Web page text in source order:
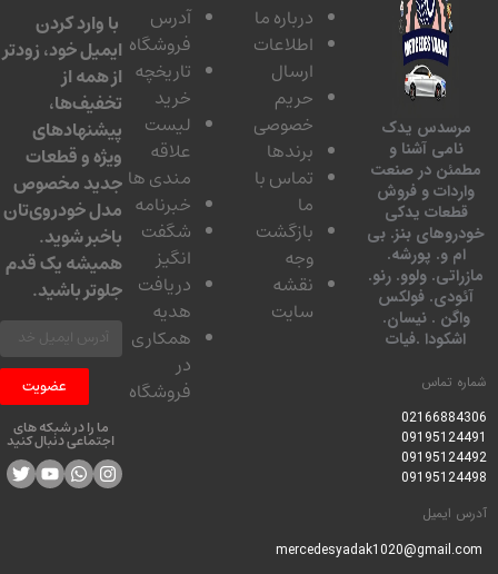
یدک
آشنا و
در صنعت
و فروش
یدکی
بنز. بی
و. پورشه.
ولوو. رنو.
فولکس
. نیسان.
.فیات
تماس
درباره ما
اطلاعات
ارسال
حریم
خصوصی
برندها
تماس با
بازگشت
نقشه
سایت
آدرس
فروشگاه
تاریخچه
لیست
مندی ها
خبرنامه
شگفت
دریافت
همکاری
فروشگاه
با وارد کردن
ایمیل خود، زودتر
از همه از
تخفیف‌ها،
پیشنهادهای
ویژه و قطعات
جدید مخصوص
مدل خودروی‌تان
باخبر شوید.
همیشه یک قدم
جلوتر باشید.
عضویت
ما را در شبکه های
اجتماعی دنبال کنید